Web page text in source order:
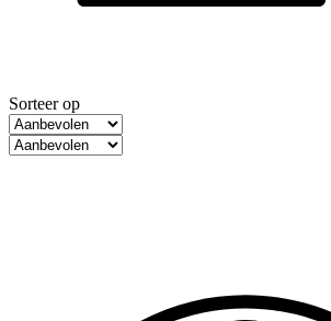
Sorteer op